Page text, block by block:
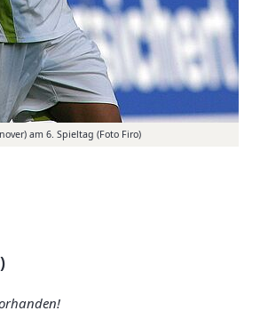
am 6. Spieltag (Foto Firo)